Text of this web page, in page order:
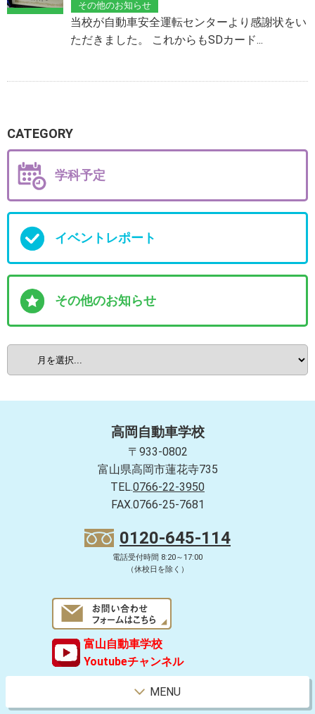
その他のお知らせ
当校が自動車安全運転センターより感謝状をい
ただきました。 これからもSDカード...
CATEGORY
学科予定
イベントレポート
その他のお知らせ
高岡自動車学校
〒933-0802
富山県高岡市蓮花寺735
TEL.0766-22-3950
FAX.0766-25-7681
0120-645-114
電話受付時間 8:20～17:00
（休校日を除く）
富山自動車学校
Youtubeチャンネル
MENU